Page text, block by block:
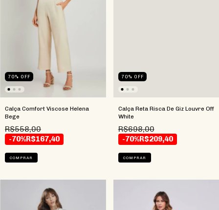
70% OFF
Calça Comfort Viscose Helena
Bege
R$558,00
-70%R$167,40
COMPRAR
70% OFF
Calça Reta Risca De Giz Louvre Off
White
R$698,00
-70%R$209,40
COMPRAR